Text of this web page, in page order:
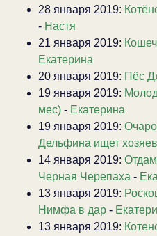
28 января 2019:
- Настя
21 января 2019:
Екатерина
20 января 2019: Пёс
19 января 2019:
мес) - Екатерина
19 января 2019:
Дельфина ищет
14 января 2019:
Черная Черепаха -
13 января 2019:
Нимфа в дар -
13 января 2019: